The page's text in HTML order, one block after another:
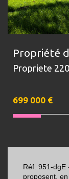
Propriété
Propriete
699 000 €
Réf. 951-dgE
proposent,